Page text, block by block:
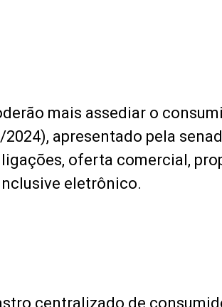
mais assediar o
apresentado pela
oferta comercial,
eletrônico.
centralizado de